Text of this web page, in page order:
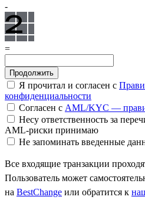
-
=
Я прочитал и согласен с
конфиденциальности
Согласен с AML/KYC —
Несу ответственность за
AML-риски принимаю
Не запоминать введенные
Все входящие транзакции
Пользователь может
на BestChange или обратится к